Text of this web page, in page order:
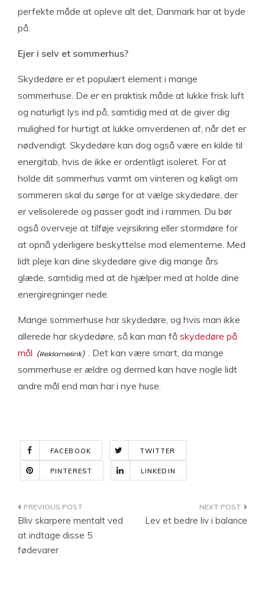
perfekte måde at opleve alt det, Danmark har at byde
på.
Ejer i selv et sommerhus?
Skydedøre er et populært element i mange
sommerhuse. De er en praktisk måde at lukke frisk luft
og naturligt lys ind på, samtidig med at de giver dig
mulighed for hurtigt at lukke omverdenen af, når det er
nødvendigt. Skydedøre kan dog også være en kilde til
energitab, hvis de ikke er ordentligt isoleret. For at
holde dit sommerhus varmt om vinteren og køligt om
sommeren skal du sørge for at vælge skydedøre, der
er velisolerede og passer godt ind i rammen. Du bør
også overveje at tilføje vejrsikring eller stormdøre for
at opnå yderligere beskyttelse mod elementerne. Med
lidt pleje kan dine skydedøre give dig mange års
glæde, samtidig med at de hjælper med at holde dine
energiregninger nede.
Mange sommerhuse har skydedøre, og hvis man ikke
allerede har skydedøre, så kan man få skydedøre på
mål
. Det kan være smart, da mange
sommerhuse er ældre og dermed kan have nogle lidt
andre mål end man har i nye huse.
FACEBOOK TWITTER
PINTEREST LINKEDIN
Indlægsnavigation
Bliv skarpere mentalt ved
at indtage disse 5
fødevarer
Lev et bedre liv i balance